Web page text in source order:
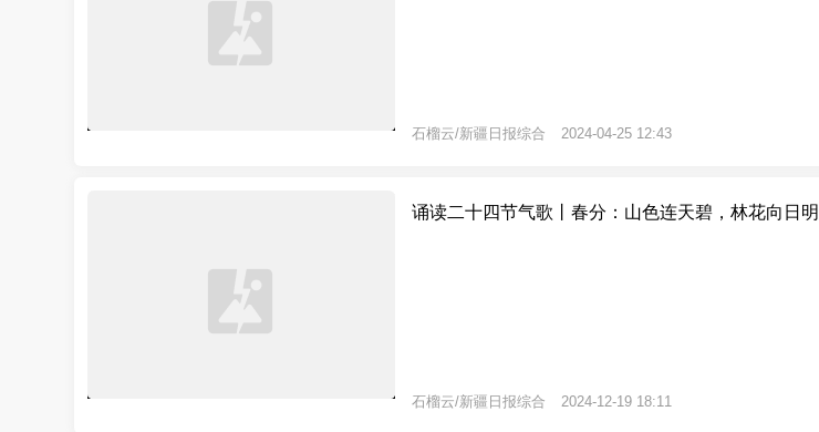
石榴云/新疆日报综合 2024-04-25 12:43
诵读二十四节气歌丨春分：山色连天碧，林花向日明
石榴云/新疆日报综合 2024-12-19 18:11